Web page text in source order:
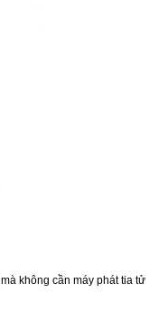
mà không cần máy phát tia tử